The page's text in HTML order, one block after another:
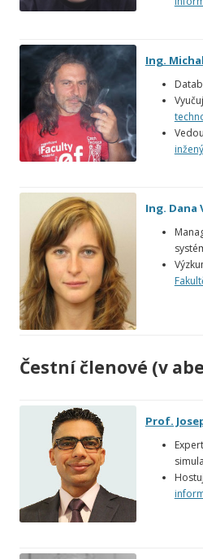
Ing.
Ing. Dana
Čestní členové (v
Prof.